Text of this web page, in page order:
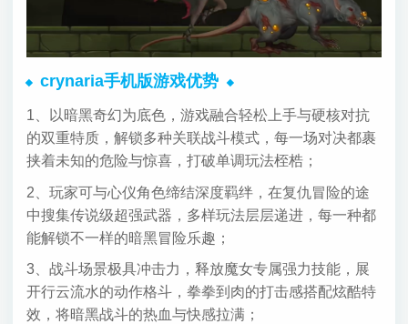
crynaria手机版游戏优势
1、以暗黑奇幻为底色，游戏融合轻松上手与硬核对抗
的双重特质，解锁多种关联战斗模式，每一场对决都裹
挟着未知的危险与惊喜，打破单调玩法桎梏；
2、玩家可与心仪角色缔结深度羁绊，在复仇冒险的途
中搜集传说级超强武器，多样玩法层层递进，每一种都
能解锁不一样的暗黑冒险乐趣；
3、战斗场景极具冲击力，释放魔女专属强力技能，展
开行云流水的动作格斗，拳拳到肉的打击感搭配炫酷特
效，将暗黑战斗的热血与快感拉满；